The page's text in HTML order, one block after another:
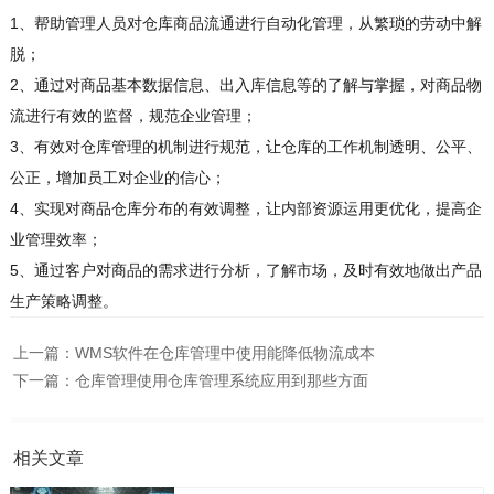
1、帮助管理人员对仓库商品流通进行自动化管理，从繁琐的劳动中解
脱；
2、通过对商品基本数据信息、出入库信息等的了解与掌握，对商品物
流进行有效的监督，规范企业管理；
3、有效对仓库管理的机制进行规范，让仓库的工作机制透明、公平、
公正，增加员工对企业的信心；
4、实现对商品仓库分布的有效调整，让内部资源运用更优化，提高企
业管理效率；
5、通过客户对商品的需求进行分析，了解市场，及时有效地做出产品
生产策略调整。
上一篇： WMS软件在仓库管理中使用能降低物流成本
下一篇： 仓库管理使用仓库管理系统应用到那些方面
相关文章